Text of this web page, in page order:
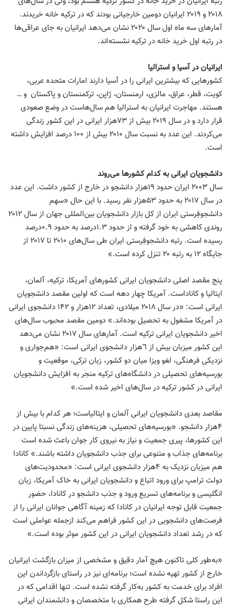
۲۰۱۸ و ۲۰۱۹ ایرانیان دومین خارجیانی بودند که در ترکیه خانه خریدند.
آمارهای سه ماه اول ‌سال ۲۰۲۰ نشان می‌دهد ایرانیان به جای عراقی‌ها
در رتبه اول خرید خانه در ترکیه نشسته‌اند.
ایرانیان در آسیا و استرالیا
کشورهایی که بیشترین ایرانی را در آسیا دارند امارات متحده عربی،
کویت، قطر، عراق، مالزی، ارمنستان، ژاپن، ترکمنستان و پاکستان و …
هستند. مهاجرت ایرانیان به استرالیا هم سال‌هاست در وضع صعودی
قرار دارد و در ‌سال ۲۰۱۹ بیش از ۷۳‌هزار ایرانی در این کشور زندگی
می‌کردند. این عدد به نسبت‌ سال ۲۰۱۰ بیش از ۱۰۰ ‌درصد افزایش داشته
است.
دانشجویان ایرانی به کدام کشورها می‌روند
سال ۲۰۰۳ ایران حدود ۱۹‌هزار دانشجو در خارج از کشور داشت. این عدد
در ‌سال ۲۰۱۷ به حدود ۵۳‌هزار نفر رسید. با این حال «سهم
دانشجوفِرستی ایران از کل بازار دانشجویان بین‌المللی جهان از‌ سال ۲۰۱۲
روندی کاهشی به خود گرفته و از حدود ۱.۳‌درصد به حدود ۰.۹‌درصد
رسیده است. رتبه دانشجوفِرستی ایران طی سال‌های ۲۰۱۰ تا ۲۰۱۷ از
جایگاه ۱۲ به رتبه ۲۰ تنزل کرده است.»
پنج مقصد اصلی دانشجویان ایرانی کشورهای آمریکا، ترکیه، آلمان،
ایتالیا و کاناداست. آمریکا چهار دهه است که اولین مقصد دانشجویان
ایرانی است: «در‌ سال ۲۰۱۸ میلادی، تعداد ۱۲‌هزار و ۱۴۲ دانشجوی ایرانی
در آمریکا مشغول به تحصیل بوده‌اند.» دومین مقصد محبوب سال‌های
اخیر دانشجویان ایرانی ترکیه است. آمارهای ‌سال ۲۰۱۷ نشان می‌دهد
این کشور میزبان بیش از ٦‌هزار دانشجوی ایرانی است: «هم‌جواری و
نزدیکی فرهنگی، لغو ویزا میان دو کشور، زبان ترکی، موقعیت و
بورسیه‌های تحصیلی در دانشگاه‌های ترکیه منجر به افزایش دانشجویان
ایرانی در کشور ترکیه در سال‌های اخیر شده است.»
مقاصد بعدی دانشجویان ایرانی آلمان و ایتالیاست؛ هر کدام با بیش از
۴‌هزار دانشجو. «بورسیه‌های تحصیلی، هزینه‌های زندگی نسبتا پایین در
این کشورها، پیری جمعیت و نیاز به نیروی کار جوان باعث شده است
برنامه‌های جذاب و متنوعی برای جذب دانشجویان داشته باشند.» کانادا
هم میزبان نزدیک به ۴‌هزار دانشجوی ایرانی است: «محدودیت‌های
دولت ترامپ برای ورود اتباع و دانشجویان ایرانی به خاک آمریکا، زبان
انگلیسی و برنامه‌های تسریع ورود و جذب دانشجو در کانادا، حضور
جمعیت قابل توجه ایرانیان در کانادا که زمینه آگاهی جوانان ایرانی را از
فرصت‌های دانشجویی در این کشور فراهم می‌کند ازجمله عواملی است
که در رشد تعداد دانشجویان ایرانی در این کشور موثر بوده است.»
«به‌طور کلی تاکنون هیچ آمار دقیق و مشخصی از میزان بازگشت ایرانیان
خارج از کشور تهیه نشده است؛ برنامه‌ای نیز در راستای بازگرداندن این
افراد برای خدمت به کشور به‌کار گرفته نشده است. تنها اقدامی که در
این راستا شکل گرفته طرح همکاری با متخصصان و دانشمندان ایرانی